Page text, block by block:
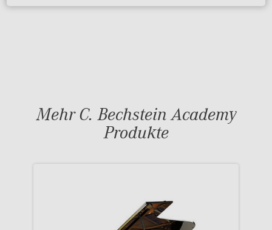
Mehr C. Bechstein Academy
Produkte